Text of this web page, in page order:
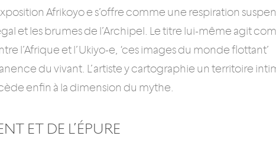
Afrikoyo e s’offre comme une respiration
et les brumes de l’Archipel. Le titre lui-même agit
l’Afrique et l’Ukiyo-e, ‘ces images du monde flottant’
du vivant. L’artiste y cartographie un territoire
enfin à la dimension du mythe.
ET DE L’ÉPURE